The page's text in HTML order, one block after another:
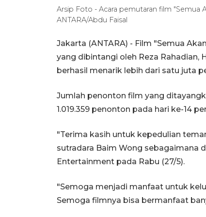
Arsip Foto - Acara pemutaran film "Semua
ANTARA/Abdu Faisal
Jakarta (ANTARA) - Film "Semua
yang dibintangi oleh Reza Rahadian,
berhasil menarik lebih dari satu juta
Jumlah penonton film yang
1.019.359 penonton pada hari ke-14
"Terima kasih untuk kepedulian
sutradara Baim Wong sebagaimana
Entertainment pada Rabu (27/5).
"Semoga menjadi manfaat untuk
Semoga filmnya bisa bermanfaat